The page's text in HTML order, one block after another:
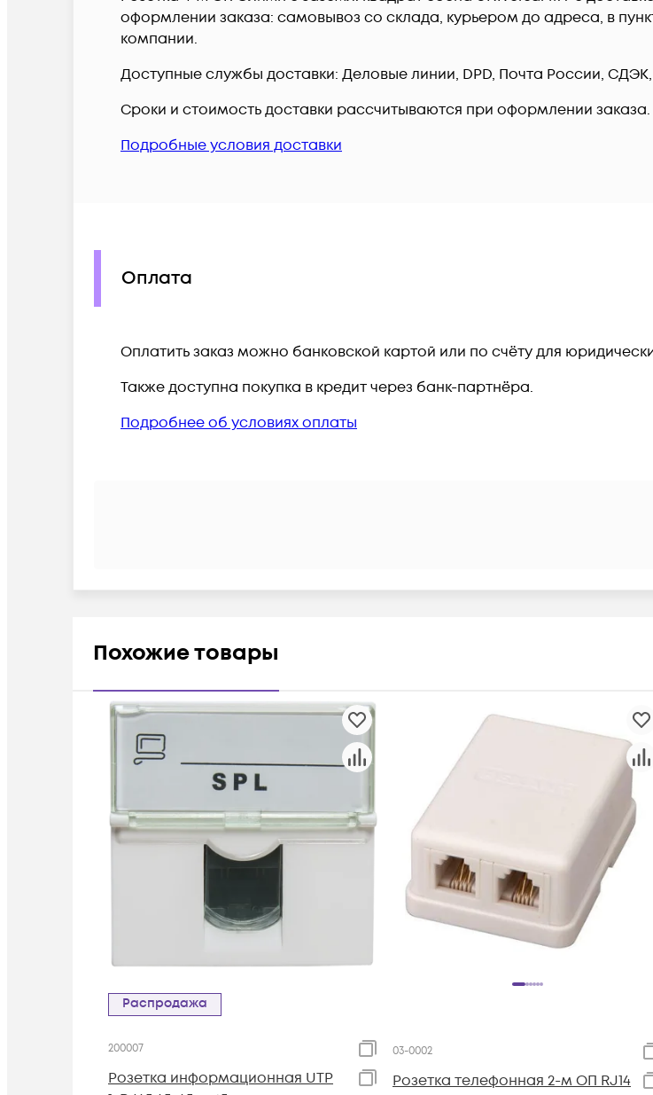
оформлении заказа: самовывоз со склада, курьером до адреса, в
компании.
Доступные службы доставки: Деловые линии, DPD, Почта России,
Сроки и стоимость доставки рассчитываются при оформлении заказа.
Подробные условия доставки
Оплата
Оплатить заказ можно банковской картой или по счёту для
Также доступна покупка в кредит через банк-партнёра.
Подробнее об условиях оплаты
Похожие товары
Распродажа
200007
Розетка информационная UTP
03-0002
Розетка телефонная 2-м ОП RJ14